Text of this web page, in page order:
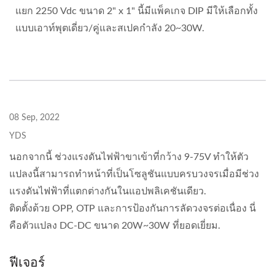
แยก 2250 Vdc ขนาด 2" x 1" นี้มีแพ็คเกจ DIP มีให้เลือกทั้ง
แบบเอาท์พุตเดี่ยว/คู่และสเปคกำลัง 20~30W.
08 Sep, 2022
YDS
นอกจากนี้ ช่วงแรงดันไฟฟ้าขาเข้าที่กว้าง 9-75V ทำให้ตัว
แปลงนี้สามารถทำหน้าที่เป็นโซลูชันแบบครบวงจรเมื่อมีช่วง
แรงดันไฟฟ้าที่แตกต่างกันในแอปพลิเคชันเดียว.
ติดตั้งด้วย OPP, OTP และการป้องกันการลัดวงจรต่อเนื่อง นี่
คือตัวแปลง DC-DC ขนาด 20W~30W ที่ยอดเยี่ยม.
ฟีเจอร์